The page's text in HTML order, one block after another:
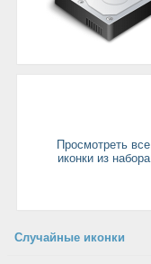
Просмотреть все
иконки из набора
Случайные иконки